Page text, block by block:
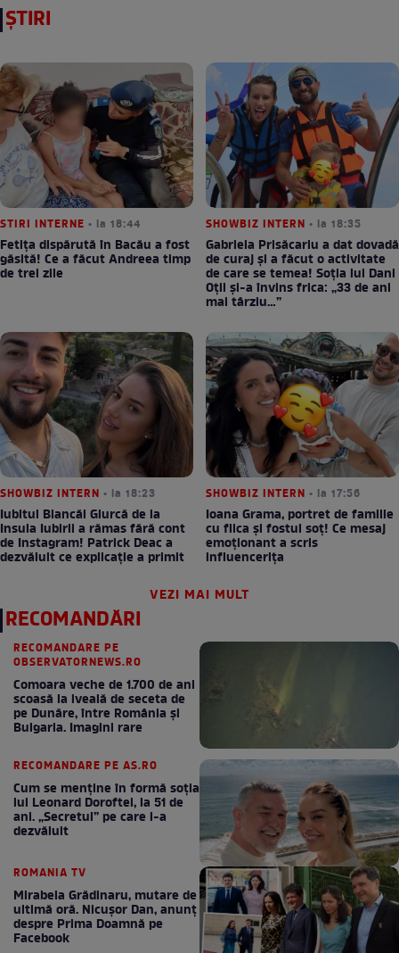
ȘTIRI
STIRI INTERNE • la 18:44
Fetița dispărută în Bacău a fost
găsită! Ce a făcut Andreea timp
de trei zile
SHOWBIZ INTERN • la 18:35
Gabriela Prisăcariu a dat dovadă
de curaj și a făcut o activitate
de care se temea! Soția lui Dani
Oțil și-a învins frica: „33 de ani
mai târziu…”
SHOWBIZ INTERN • la 18:23
Iubitul Biancăi Giurcă de la
Insula Iubirii a rămas fără cont
de Instagram! Patrick Deac a
dezvăluit ce explicație a primit
SHOWBIZ INTERN • la 17:56
Ioana Grama, portret de familie
cu fiica și fostul soț! Ce mesaj
emoționant a scris
influencerița
VEZI MAI MULT
RECOMANDĂRI
RECOMANDARE PE
OBSERVATORNEWS.RO
Comoara veche de 1.700 de ani
scoasă la iveală de seceta de
pe Dunăre, între România şi
Bulgaria. Imagini rare
RECOMANDARE PE AS.RO
Cum se menţine în formă soţia
lui Leonard Doroftei, la 51 de
ani. „Secretul” pe care l-a
dezvăluit
ROMANIA TV
Mirabela Grădinaru, mutare de
ultimă oră. Nicuşor Dan, anunţ
despre Prima Doamnă pe
Facebook